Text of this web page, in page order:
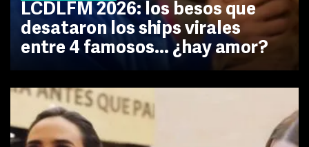
LCDLFM 2026: los besos que
desataron los ships virales
entre 4 famosos... ¿hay amor?